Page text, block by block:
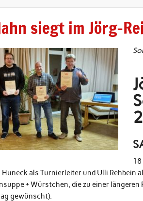
siegt im Jörg-
2
als Turnierleiter und Ulli Rehbein
+ Würstchen, die zu einer
gewünscht).